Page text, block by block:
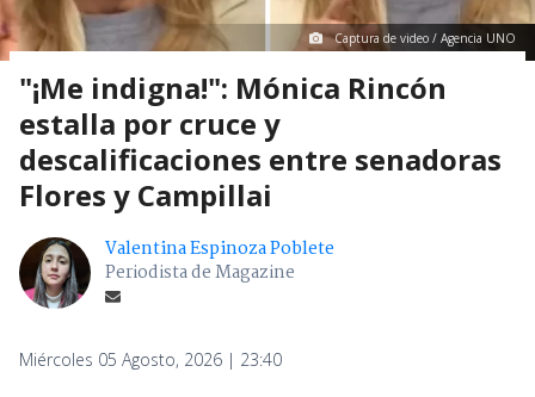
Captura de video / Agencia UNO
"¡Me indigna!": Mónica Rincón
estalla por cruce y
descalificaciones entre senadoras
Flores y Campillai
Valentina Espinoza Poblete
Periodista de Magazine
Miércoles 05 Agosto, 2026 | 23:40